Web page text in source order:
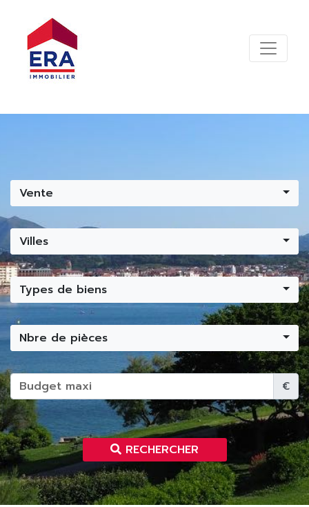
Vente
Villes
Types de biens
Nbre de pièces
€
RECHERCHER